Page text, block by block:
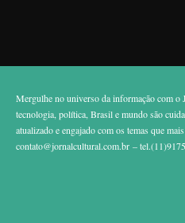
Mergulhe no universo da informação com o
tecnologia, política, Brasil e mundo são
atualizado e engajado com os temas que
contato@jornalcultural.com.br –